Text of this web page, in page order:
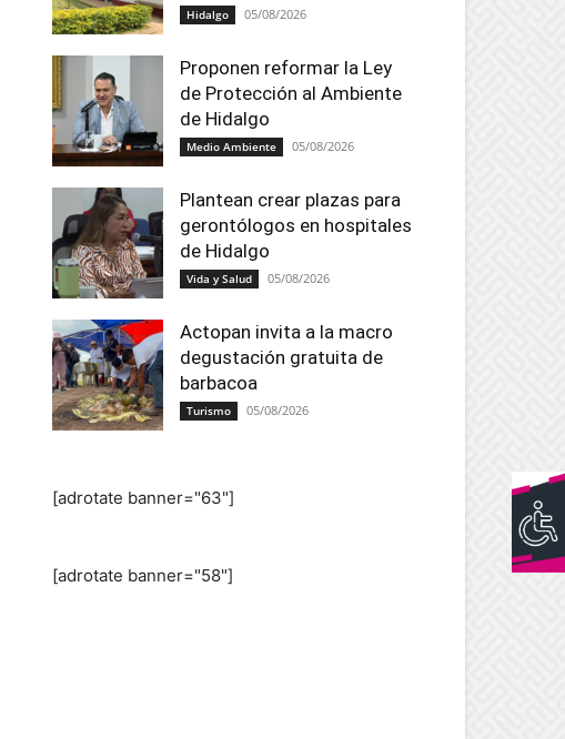
Hidalgo 05/08/2026
Proponen reformar la Ley
de Protección al Ambiente
de Hidalgo
Medio Ambiente 05/08/2026
Plantean crear plazas para
gerontólogos en hospitales
de Hidalgo
Vida y Salud 05/08/2026
Actopan invita a la macro
degustación gratuita de
barbacoa
Turismo 05/08/2026
[adrotate banner="63"]
[adrotate banner="58"]